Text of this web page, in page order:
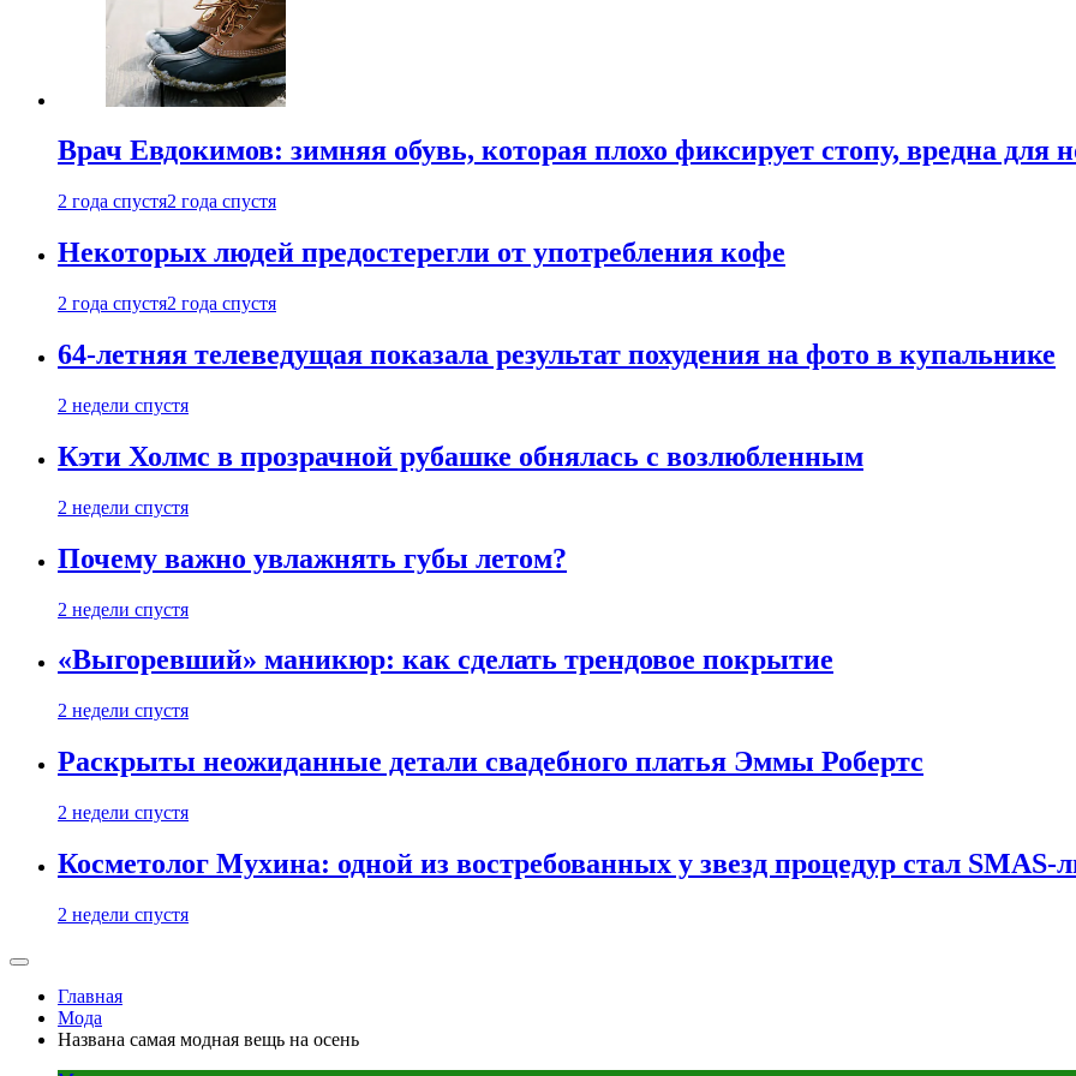
Врач Евдокимов: зимняя обувь, которая плохо фиксирует стопу, вредна для
2 года спустя2 года спустя
Некоторых людей предостерегли от употребления кофе
2 года спустя2 года спустя
64-летняя телеведущая показала результат похудения на фото в купальнике
2 недели спустя
Кэти Холмс в прозрачной рубашке обнялась с возлюбленным
2 недели спустя
Почему важно увлажнять губы летом?
2 недели спустя
«Выгоревший» маникюр: как сделать трендовое покрытие
2 недели спустя
Раскрыты неожиданные детали свадебного платья Эммы Робертс
2 недели спустя
Косметолог Мухина: одной из востребованных у звезд процедур стал SMAS-
2 недели спустя
Главная
Мода
Названа самая модная вещь на осень